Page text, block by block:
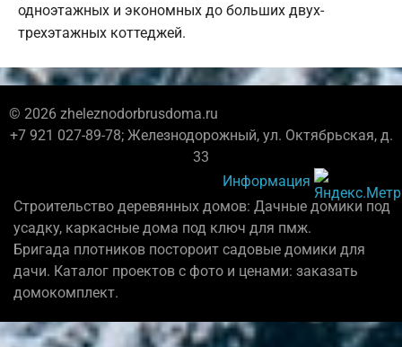
одноэтажных и экономных до больших двух-
трехэтажных коттеджей.
© 2026 zheleznodorbrusdoma.ru
+7 921 027-89-78; Железнодорожный, ул. Октябрьская, д.
33
Информация
Строительство деревянных домов: Дачные домики под
усадку, каркасные дома под ключ для пмж.
Бригада плотников постороит садовые домики для
дачи. Каталог проектов с фото и ценами: заказать
домокомплект.